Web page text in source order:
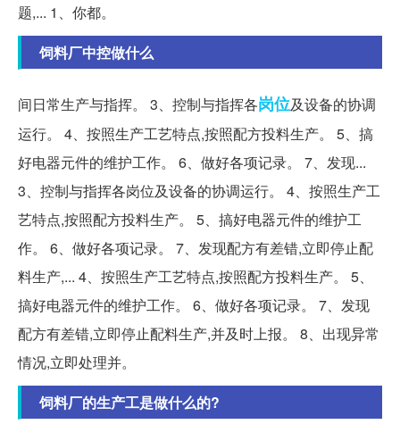
题,... 1、你都。
饲料厂中控做什么
间日常生产与指挥。 3、控制与指挥各岗位及设备的协调
运行。 4、按照生产工艺特点,按照配方投料生产。 5、搞
好电器元件的维护工作。 6、做好各项记录。 7、发现...
3、控制与指挥各岗位及设备的协调运行。 4、按照生产工
艺特点,按照配方投料生产。 5、搞好电器元件的维护工
作。 6、做好各项记录。 7、发现配方有差错,立即停止配
料生产,... 4、按照生产工艺特点,按照配方投料生产。 5、
搞好电器元件的维护工作。 6、做好各项记录。 7、发现
配方有差错,立即停止配料生产,并及时上报。 8、出现异常
情况,立即处理并。
饲料厂的生产工是做什么的?